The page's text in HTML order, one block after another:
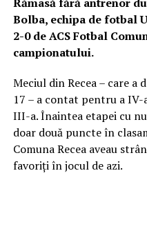
Bolba, echipa de fotbal
2-0 de ACS Fotbal
campionatului.
Meciul din Recea – care a
17 – a contat pentru a IV-
III-a. Înaintea etapei cu
doar două puncte în
Comuna Recea aveau
favoriți în jocul de azi.